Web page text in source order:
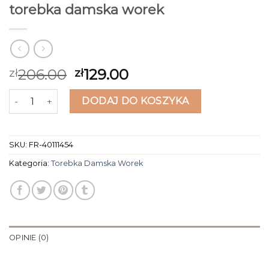
torebka damska worek
zł206.00 zł129.00
ilość torebka damska worekDODAJ DO KOSZYKA
SKU: FR-40111454
Kategoria: Torebka Damska Worek
OPINIE (0)